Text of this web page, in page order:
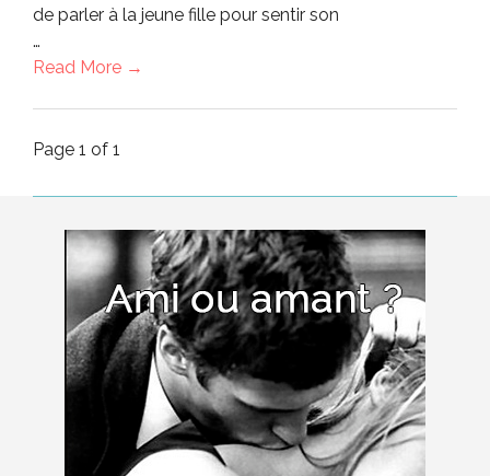
de parler à la jeune fille pour sentir son
…
Read More →
Page 1 of 1